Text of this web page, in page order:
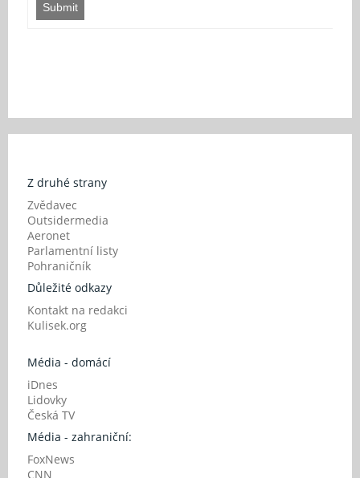
Submit
Z druhé strany
Zvědavec
Outsidermedia
Aeronet
Parlamentní listy
Pohraničník
Důležité odkazy
Kontakt na redakci
Kulisek.org
Média - domácí
iDnes
Lidovky
Česká TV
Média - zahraniční:
FoxNews
CNN